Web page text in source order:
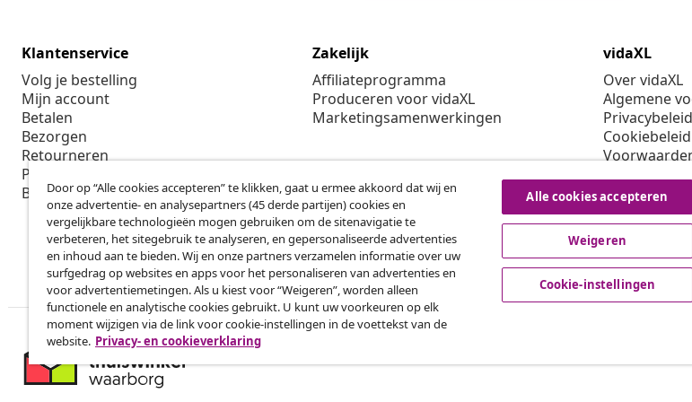
Groots leven voor
weinig
Meld je aan voor onze nieuwsbrief
Sluit je aan bij meer dan 700.000 shoppers die wekelijkse deals,
seizoensaanbiedingen en nieuwe artikelen van vidaXL ontvangen.
Herroeping van de overeenkomst
Een annulering voor je bestelling indienen
Herroeping van de overeenkomst
Klantenservice
Volg je bestelling
Mijn account
Betalen
Bezorgen
Retourneren
Zakelijk
Affiliateprogramma
Produceren voor vidaXL
vidaXL
Cookiebeleid
Door op “Alle cookies accepteren” te klikken, gaat u ermee akkoord dat wij en
onze advertentie- en analysepartners (45 derde partijen) cookies en
vergelijkbare technologieën mogen gebruiken om de sitenavigatie te
verbeteren, het sitegebruik te analyseren, en gepersonaliseerde advertenties
en inhoud aan te bieden. Wij en onze partners verzamelen informatie over uw
surfgedrag op websites en apps voor het personaliseren van advertenties en
voor advertentiemetingen. Als u kiest voor “Weigeren”, worden alleen
functionele en analytische cookies gebruikt. U kunt uw voorkeuren op elk
moment wijzigen via de link voor cookie-instellingen in de voettekst van de
website. Privacy- en cookieverklaring
Alle cookies accepteren
Weigeren
Cookie-instellingen